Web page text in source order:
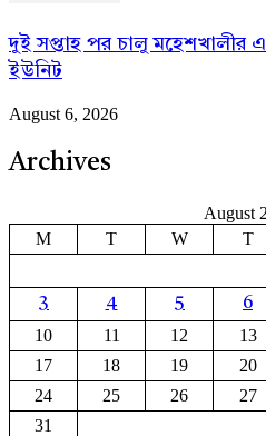
দুই সপ্তাহ পর চালু মহেশখালীর
ইউনিট
August 6, 2026
Archives
August
M
T W T
3
4 5 6
10
11 12 13
17
18 19 20
24
25 26 27
31